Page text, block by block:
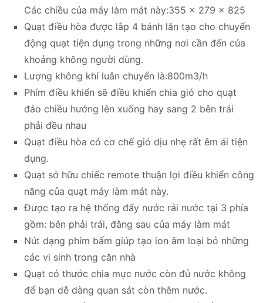
Các chiều của máy làm mát này:355 x 279 x 825
Quạt điều hòa được lắp 4 bánh lăn tạo cho chuyển
động quạt tiện dụng trong những nơi cần đến của
khoảng không người dùng.
Lượng không khí luân chuyển là:800m3/h
Phím điều khiển sẽ điều khiển chia gió cho quạt
đảo chiều hướng lên xuống hay sang 2 bên trái
phải đều nhau
Quạt điều hòa có cơ chế gió dịu nhẹ rất êm ái tiện
dụng.
Quạt sở hữu chiếc remote thuận lợi điều khiển công
năng của quạt máy làm mát này.
Được tạo ra hệ thống đẩy nước rải nước tại 3 phía
gồm: bên phải trái, đằng sau của máy làm mát
Nút dạng phím bấm giúp tạo ion âm loại bỏ những
các vi sinh trong căn nhà
Quạt có thước chia mực nước còn đủ nước không
để bạn dễ dàng quan sát còn thêm nước.